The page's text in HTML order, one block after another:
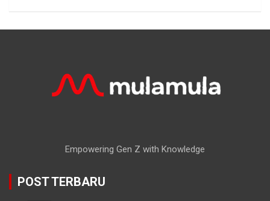
Empowering Gen Z with Knowledge
POST TERBARU